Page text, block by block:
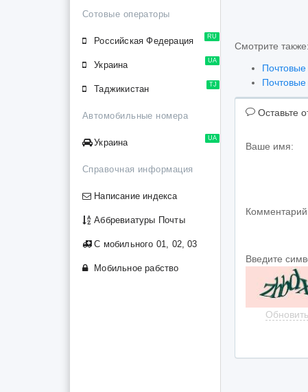
Сотовые операторы
RU
Российская Федерация
UA
Украина
TJ
Таджикистан
Автомобильные номера
UA
Украина
Справочная информация
Написание индекса
Аббревиатуры Почты
С мобильного 01, 02, 03
Мобильное рабство
Смотрите также:
Почтовые
Оставьте
Ваше имя:
Введите
Обновить